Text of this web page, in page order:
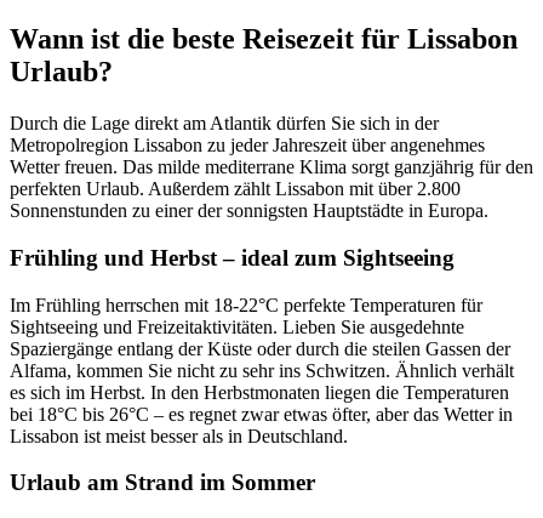
Wann ist die beste Reisezeit für Lissabon
Urlaub?
Durch die Lage direkt am Atlantik dürfen Sie sich in der
Metropolregion Lissabon zu jeder Jahreszeit über angenehmes
Wetter freuen. Das milde mediterrane Klima sorgt ganzjährig für den
perfekten Urlaub. Außerdem zählt Lissabon mit über 2.800
Sonnenstunden zu einer der sonnigsten Hauptstädte in Europa.
Frühling und Herbst – ideal zum Sightseeing
Im Frühling herrschen mit 18-22°C perfekte Temperaturen für
Sightseeing und Freizeitaktivitäten. Lieben Sie ausgedehnte
Spaziergänge entlang der Küste oder durch die steilen Gassen der
Alfama, kommen Sie nicht zu sehr ins Schwitzen. Ähnlich verhält
es sich im Herbst. In den Herbstmonaten liegen die Temperaturen
bei 18°C bis 26°C – es regnet zwar etwas öfter, aber das Wetter in
Lissabon ist meist besser als in Deutschland.
Urlaub am Strand im Sommer